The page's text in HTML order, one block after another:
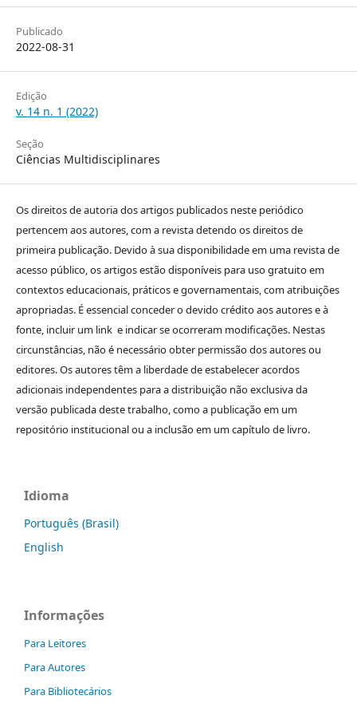
Publicado
2022-08-31
Edição
v. 14 n. 1 (2022)
Seção
Ciências Multidisciplinares
Os direitos de autoria dos artigos publicados neste periódico
pertencem aos autores, com a revista detendo os direitos de
primeira publicação. Devido à sua disponibilidade em uma revista de
acesso público, os artigos estão disponíveis para uso gratuito em
contextos educacionais, práticos e governamentais, com atribuições
apropriadas. É essencial conceder o devido crédito aos autores e à
fonte, incluir um link e indicar se ocorreram modificações. Nestas
circunstâncias, não é necessário obter permissão dos autores ou
editores. Os autores têm a liberdade de estabelecer acordos
adicionais independentes para a distribuição não exclusiva da
versão publicada deste trabalho, como a publicação em um
repositório institucional ou a inclusão em um capítulo de livro.
Idioma
Português (Brasil)
English
Informações
Para Leitores
Para Autores
Para Bibliotecários